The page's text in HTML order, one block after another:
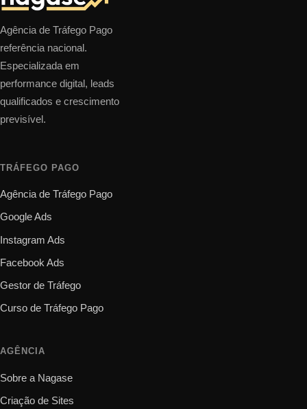
Agência de Tráfego Pago
referência nacional.
Especializada em
performance digital, leads
qualificados e crescimento
previsível.
TRÁFEGO PAGO
Agência de Tráfego Pago
Google Ads
Instagram Ads
Facebook Ads
Gestor de Tráfego
Curso de Tráfego Pago
AGÊNCIA
Sobre a Nagase
Criação de Sites